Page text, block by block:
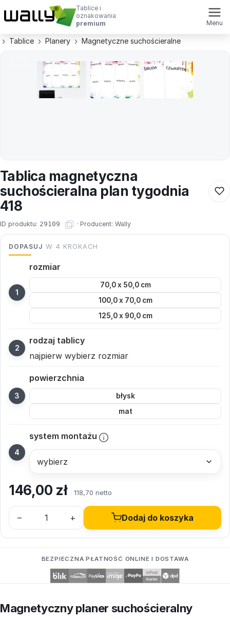
Tablice i
oznakowania
premium
Menu
Tablice Planery Magnetyczne suchościeralne
Tablica magnetyczna
suchościeralna plan tygodnia
418
ID produktu: 29109 · Producent: Wally
DOPASUJ W 4 KROKACH
rozmiar
70,0 x 50,0 cm
100,0 x 70,0 cm
125,0 x 90,0 cm
rodzaj tablicy
najpierw wybierz rozmiar
powierzchnia
błysk
mat
system montażu
146,00 zł 118,70 netto
– + Dodaj do koszyka
BEZPIECZNA PŁATNOŚĆ ONLINE I DOSTAWA
Magnetyczny planer suchościeralny